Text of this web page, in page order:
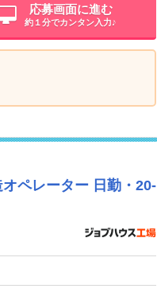
応募画面に進む
約１分でカンタン入力♪
ペレーター 日勤・20-